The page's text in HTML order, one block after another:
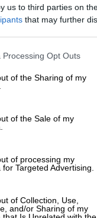
us to third parties on
that may further
website/app uses one
or usage behaviour.
to Google and its
specified purposes
Processing Opt Outs
of the Sharing of my
of the Sale of my
of processing my
Targeted Advertising.
of Collection, Use,
and/or Sharing of my
τώρα
Βασίλης